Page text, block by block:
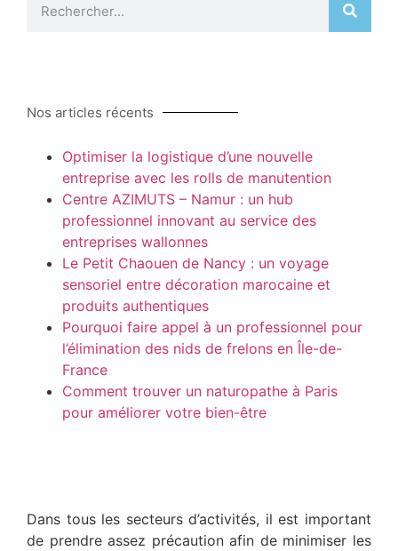
Dans tous les secteurs d’activités, il est important
de prendre assez précaution afin de minimiser les
Nos articles récents
Optimiser la logistique d’une nouvelle
entreprise avec les rolls de manutention
Centre AZIMUTS – Namur : un hub
professionnel innovant au service des
entreprises wallonnes
Le Petit Chaouen de Nancy : un voyage
sensoriel entre décoration marocaine et
produits authentiques
Pourquoi faire appel à un professionnel pour
l’élimination des nids de frelons en Île-de-
France
Comment trouver un naturopathe à Paris
pour améliorer votre bien-être